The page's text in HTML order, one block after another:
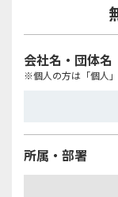
会社名・団体名
※個人の方は「個人」
所属・部署